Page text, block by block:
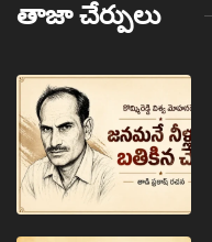
తాజా చేర్పులు